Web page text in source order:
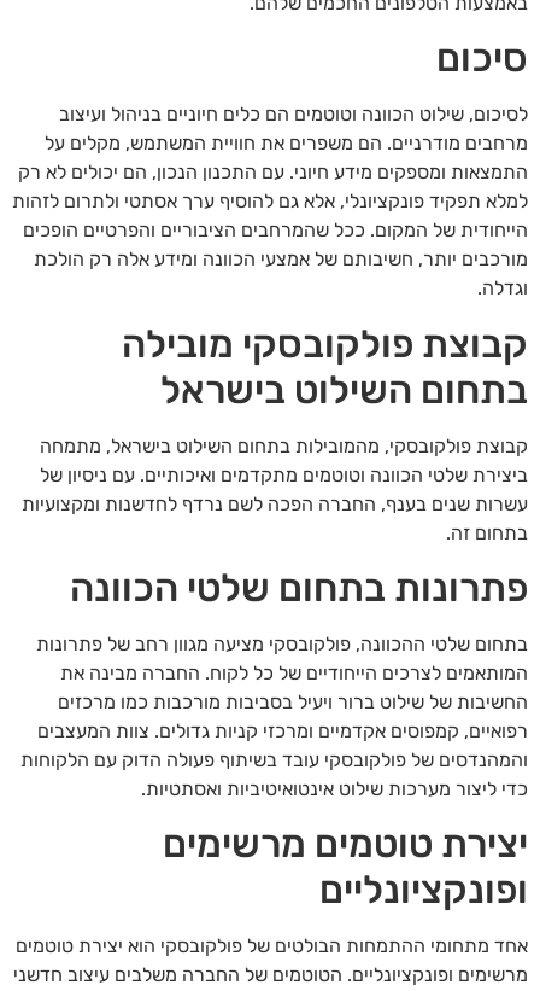
סיכום
לסיכום, שילוט הכוונה וטוטמים הם כלים חיוניים בניהול ועיצוב
מרחבים מודרניים. הם משפרים את חוויית המשתמש, מקלים על
התמצאות ומספקים מידע חיוני. עם התכנון הנכון, הם יכולים לא רק
למלא תפקיד פונקציונלי, אלא גם להוסיף ערך אסתטי ולתרום לזהות
הייחודית של המקום. ככל שהמרחבים הציבוריים והפרטיים הופכים
מורכבים יותר, חשיבותם של אמצעי הכוונה ומידע אלה רק הולכת
וגדלה.
קבוצת פולקובסקי מובילה
בתחום השילוט בישראל
קבוצת פולקובסקי, מהמובילות בתחום השילוט בישראל, מתמחה
ביצירת שלטי הכוונה וטוטמים מתקדמים ואיכותיים. עם ניסיון של
עשרות שנים בענף, החברה הפכה לשם נרדף לחדשנות ומקצועיות
בתחום זה.
פתרונות בתחום שלטי הכוונה
בתחום שלטי ההכוונה, פולקובסקי מציעה מגוון רחב של פתרונות
המותאמים לצרכים הייחודיים של כל לקוח. החברה מבינה את
החשיבות של שילוט ברור ויעיל בסביבות מורכבות כמו מרכזים
רפואיים, קמפוסים אקדמיים ומרכזי קניות גדולים. צוות המעצבים
והמהנדסים של פולקובסקי עובד בשיתוף פעולה הדוק עם הלקוחות
כדי ליצור מערכות שילוט אינטואיטיביות ואסתטיות.
יצירת טוטמים מרשימים
ופונקציונליים
אחד מתחומי ההתמחות הבולטים של פולקובסקי הוא יצירת טוטמים
מרשימים ופונקציונליים. הטוטמים של החברה משלבים עיצוב חדשני